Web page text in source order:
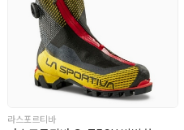
라스포르티바